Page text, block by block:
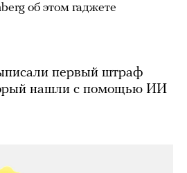
об этом гаджете
первый штраф
нашли с помощью ИИ